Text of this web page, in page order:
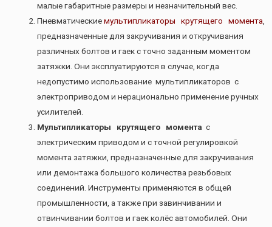
малые габаритные размеры и незначительный вес.
Пневматическиемультипликаторы крутящего момента,
предназначенные для закручивания и откручивания
различных болтов и гаек с точно заданным моментом
затяжки. Они эксплуатируются в случае, когда
недопустимо использование мультипликаторов с
электроприводом и нерационально применение ручных
усилителей.
Мультипликаторы крутящего моментас
электрическим приводом и с точной регулировкой
момента затяжки, предназначенные для закручивания
или демонтажа большого количества резьбовых
соединений. Инструменты применяются в общей
промышленности, а также при завинчивании и
отвинчивании болтов и гаек колëс автомобилей. Они